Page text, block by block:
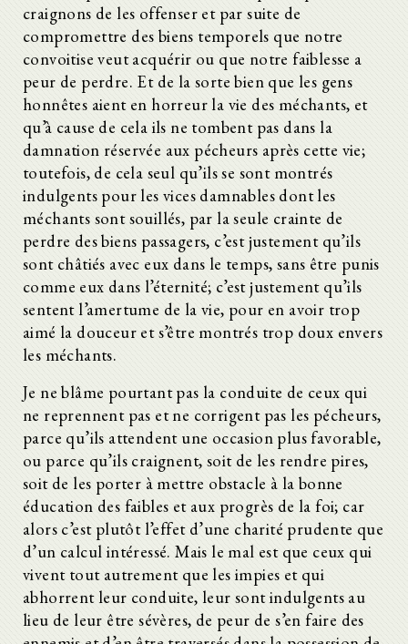
craignons de les offenser et par suite de
compromettre des biens temporels que notre
convoitise veut acquérir ou que notre faiblesse a
peur de perdre. Et de la sorte bien que les gens
honnêtes aient en horreur la vie des méchants, et
qu’à cause de cela ils ne tombent pas dans la
damnation réservée aux pécheurs après cette vie;
toutefois, de cela seul qu’ils se sont montrés
indulgents pour les vices damnables dont les
méchants sont souillés, par la seule crainte de
perdre des biens passagers, c’est justement qu’ils
sont châtiés avec eux dans le temps, sans être punis
comme eux dans l’éternité; c’est justement qu’ils
sentent l’amertume de la vie, pour en avoir trop
aimé la douceur et s’être montrés trop doux envers
les méchants.
Je ne blâme pourtant pas la conduite de ceux qui
ne reprennent pas et ne corrigent pas les pécheurs,
parce qu’ils attendent une occasion plus favorable,
ou parce qu’ils craignent, soit de les rendre pires,
soit de les porter à mettre obstacle à la bonne
éducation des faibles et aux progrès de la foi; car
alors c’est plutôt l’effet d’une charité prudente que
d’un calcul intéressé. Mais le mal est que ceux qui
vivent tout autrement que les impies et qui
abhorrent leur conduite, leur sont indulgents au
lieu de leur être sévères, de peur de s’en faire des